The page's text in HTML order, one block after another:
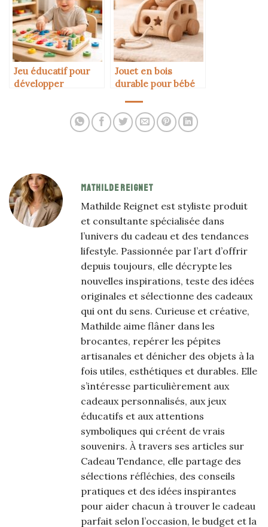
Jeu éducatif pour
développer
Jouet en bois
durable pour bébé
MATHILDE REIGNET
Mathilde Reignet est styliste produit
et consultante spécialisée dans
l’univers du cadeau et des tendances
lifestyle. Passionnée par l’art d’offrir
depuis toujours, elle décrypte les
nouvelles inspirations, teste des idées
originales et sélectionne des cadeaux
qui ont du sens. Curieuse et créative,
Mathilde aime flâner dans les
brocantes, repérer les pépites
artisanales et dénicher des objets à la
fois utiles, esthétiques et durables. Elle
s’intéresse particulièrement aux
cadeaux personnalisés, aux jeux
éducatifs et aux attentions
symboliques qui créent de vrais
souvenirs. À travers ses articles sur
Cadeau Tendance, elle partage des
sélections réfléchies, des conseils
pratiques et des idées inspirantes
pour aider chacun à trouver le cadeau
parfait selon l’occasion, le budget et la